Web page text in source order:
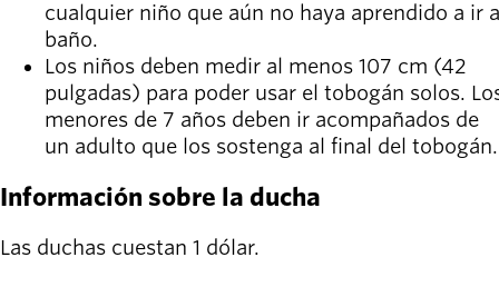
cualquier niño que aún no haya aprendido a ir
baño.
Los niños deben medir al menos 107 cm (42
pulgadas) para poder usar el tobogán solos.
menores de 7 años deben ir acompañados de
un adulto que los sostenga al final del tobogán.
Información sobre la ducha
Las duchas cuestan 1 dólar.